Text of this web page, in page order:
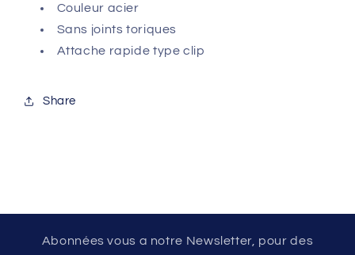
Couleur acier
Sans joints toriques
Attache rapide type clip
Share
Abonnées vous a notre Newsletter, pour des